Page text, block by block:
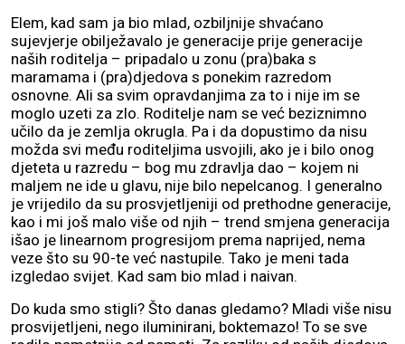
Elem, kad sam ja bio mlad, ozbiljnije shvaćano
sujevjerje obilježavalo je generacije prije generacije
naših roditelja – pripadalo u zonu (pra)baka s
maramama i (pra)djedova s ponekim razredom
osnovne. Ali sa svim opravdanjima za to i nije im se
moglo uzeti za zlo. Roditelje nam se već beziznimno
učilo da je zemlja okrugla. Pa i da dopustimo da nisu
možda svi među roditeljima usvojili, ako je i bilo onog
djeteta u razredu – bog mu zdravlja dao – kojem ni
maljem ne ide u glavu, nije bilo nepelcanog. I generalno
je vrijedilo da su prosvjetljeniji od prethodne generacije,
kao i mi još malo više od njih – trend smjena generacija
išao je linearnom progresijom prema naprijed, nema
veze što su 90-te već nastupile. Tako je meni tada
izgledao svijet. Kad sam bio mlad i naivan.
Do kuda smo stigli? Što danas gledamo? Mladi više nisu
prosvijetljeni, nego iluminirani, boktemazo! To se sve